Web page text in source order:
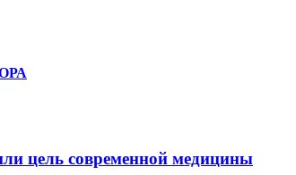
цель современной медицины